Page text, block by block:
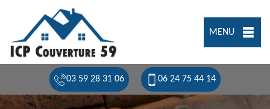
MENU
03 59 28 31 06 06 24 75 44 14